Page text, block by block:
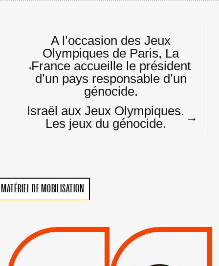
Navigation
l’article
←
A l’occasion des Jeux
Olympiques de Paris, La
France accueille le président
d’un pays responsable d’un
génocide.
Israël aux Jeux Olympiques.
Les jeux du génocide.
→
MATÉRIEL DE MOBILISATION
VIOLATIONS DES